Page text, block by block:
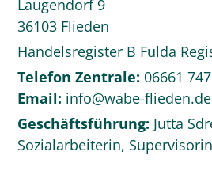
Laugendorf 9
36103 Flieden
Handelsregister B Fulda
Telefon Zentrale: 06661
Email: info@wabe-flieden.de
Geschäftsführung: Jutta
Sozialarbeiterin,